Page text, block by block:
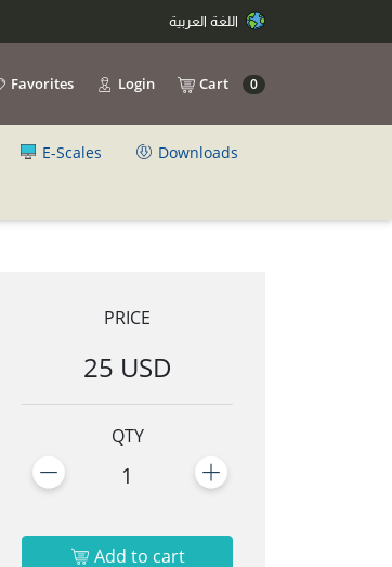
Favorites Login Cart 0
E-Scales
Downloads
PRICE
25 USD
QTY
1
Add to cart